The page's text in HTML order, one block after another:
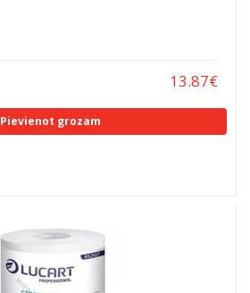
13.87€
Pievienot grozam